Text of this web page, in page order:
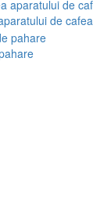
de cafea